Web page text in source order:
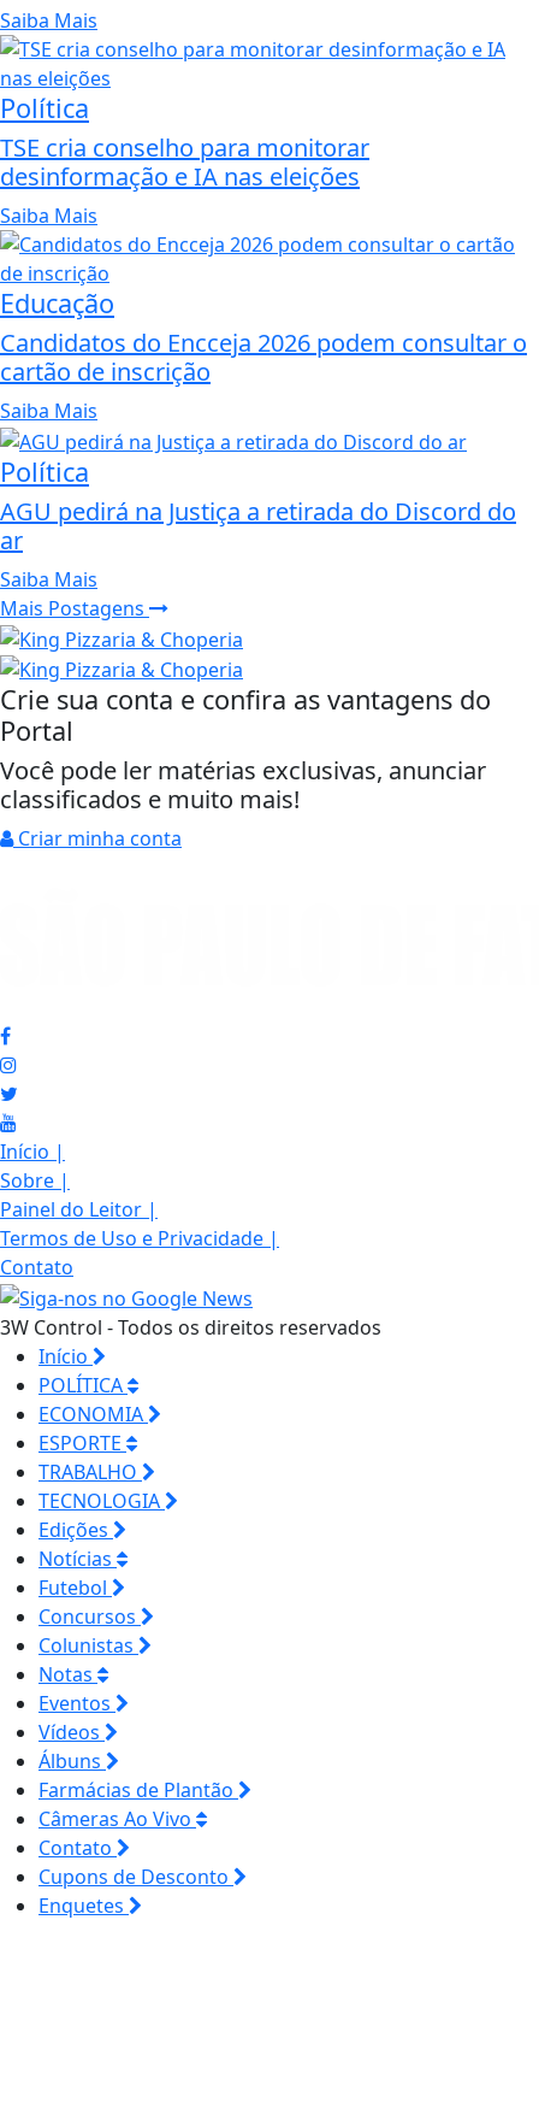
Saiba Mais
Política
TSE cria conselho para monitorar
desinformação e IA nas eleições
Saiba Mais
Educação
Candidatos do Encceja 2026 podem consultar o
cartão de inscrição
Saiba Mais
Política
AGU pedirá na Justiça a retirada do Discord do
ar
Saiba Mais
Mais Postagens
Crie sua conta e confira as vantagens do
Portal
Você pode ler matérias exclusivas, anunciar
classificados e muito mais!
Criar minha conta
Início |
Sobre |
Painel do Leitor |
Termos de Uso e Privacidade |
Contato
3W Control - Todos os direitos reservados
Início
POLÍTICA
ECONOMIA
ESPORTE
TRABALHO
TECNOLOGIA
Edições
Notícias
Futebol
Concursos
Colunistas
Notas
Eventos
Vídeos
Álbuns
Farmácias de Plantão
Câmeras Ao Vivo
Contato
Cupons de Desconto
Enquetes